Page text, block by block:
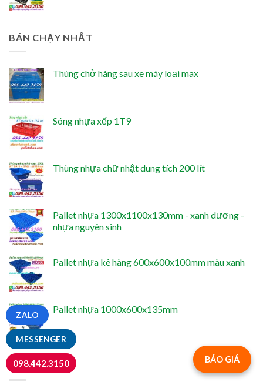
BÁN CHẠY NHẤT
Thùng chở hàng sau xe máy loại max
Sóng nhựa xếp 1T9
Thùng nhựa chữ nhật dung tích 200 lít
Pallet nhựa 1300x1100x130mm - xanh dương -
nhựa nguyên sinh
Pallet nhựa kê hàng 600x600x100mm màu xanh
Pallet nhựa 1000x600x135mm
NỔI BẬT
BÁO GIÁ
MESSENGER
ZALO
098.442.3150